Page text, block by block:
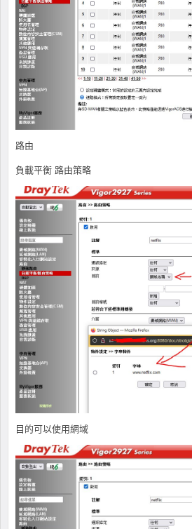
路由
負載平衡 路由策略
目的可以使用網域